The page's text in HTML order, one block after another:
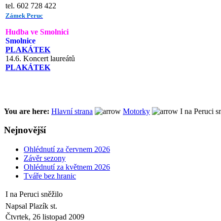
tel. 602 728 422
Zámek Peruc
Hudba ve Smolnici
Smolnice
PLAKÁTEK
14.6. Koncert laureátů
PLAKÁTEK
You are here: Hlavní strana Motorky I na Peruci
Nejnovější
Ohlédnutí za červnem 2026
Závěr sezony
Ohlédnutí za květnem 2026
Tváře bez hranic
I na Peruci sněžilo
Napsal Plazík st.
Čtvrtek, 26 listopad 2009